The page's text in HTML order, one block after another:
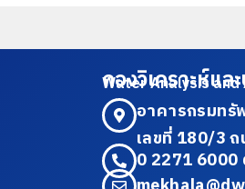
กองวิเคราะห์แ
Water Analysis
อาคารกรมทรั
เลขที่ 180/3
0 2271 6000